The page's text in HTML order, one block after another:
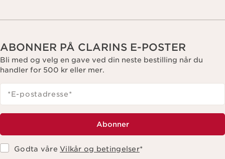
ABONNER PÅ CLARINS E-POSTER
Bli med og velg en gave ved din neste bestilling når du
handler for 500 kr eller mer.
*E-postadresse*
Abonner
Godta våreVilkår og betingelser*